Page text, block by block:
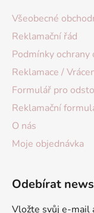
Všeobecné
Reklamační řád
Podmínky ochrany
Reklamace /
Formulář pro
Reklamační
O nás
Moje objednávka
Odebírat
Vložte svůj e-mail